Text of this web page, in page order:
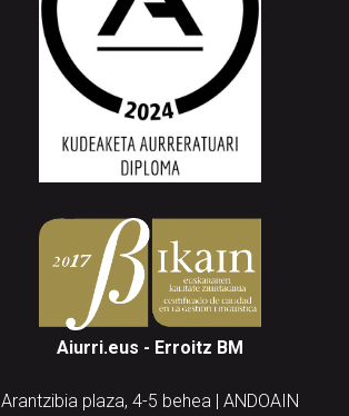
Aiurri.eus - Erroitz BM
Arantzibia plaza, 4-5 behea | ANDOAIN